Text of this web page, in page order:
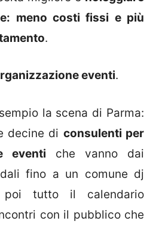
meno costi fissi e più
.
eventi.
la scena di Parma:
decine di consulenti per
eventi che vanno dai
fino a un comune dj
poi tutto il calendario
con il pubblico che